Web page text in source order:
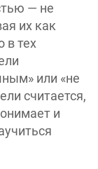
— не
их как
в тех
или «не
считается,
и